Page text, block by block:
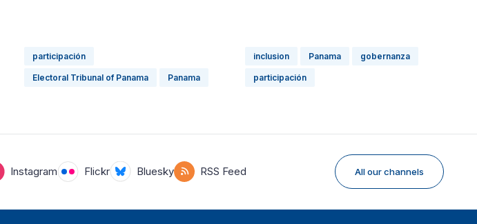
participación
Electoral Tribunal of Panama Panama
inclusion Panama gobernanza
participación
Instagram Flickr Bluesky RSS Feed All our channels